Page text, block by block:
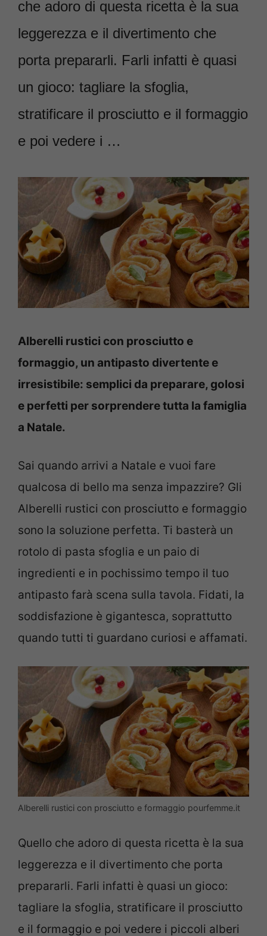
che adoro di questa ricetta è la sua
leggerezza e il divertimento che
porta prepararli. Farli infatti è quasi
un gioco: tagliare la sfoglia,
stratificare il prosciutto e il formaggio
e poi vedere i …
Alberelli rustici con prosciutto e
formaggio, un antipasto divertente e
irresistibile: semplici da preparare, golosi
e perfetti per sorprendere tutta la famiglia
a Natale.
Sai quando arrivi a Natale e vuoi fare
qualcosa di bello ma senza impazzire? Gli
Alberelli rustici con prosciutto e formaggio
sono la soluzione perfetta. Ti basterà un
rotolo di pasta sfoglia e un paio di
ingredienti e in pochissimo tempo il tuo
antipasto farà scena sulla tavola. Fidati, la
soddisfazione è gigantesca, soprattutto
quando tutti ti guardano curiosi e affamati.
Alberelli rustici con prosciutto e formaggio pourfemme.it
Quello che adoro di questa ricetta è la sua
leggerezza e il divertimento che porta
prepararli. Farli infatti è quasi un gioco:
tagliare la sfoglia, stratificare il prosciutto
e il formaggio e poi vedere i piccoli alberi